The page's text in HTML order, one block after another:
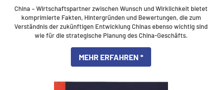
China – Wirtschaftspartner zwischen Wunsch und Wirklichkeit bietet
komprimierte Fakten, Hintergründen und Bewertungen, die zum
Verständnis der zukünftigen Entwicklung Chinas ebenso wichtig sind
wie für die strategische Planung des China-Geschäfts.
MEHR ERFAHREN *